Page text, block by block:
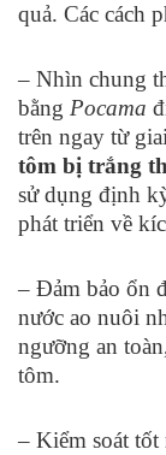
quả. Các cách
– Nhìn chung
bằng Pocama
trên ngay từ
tôm bị trắng
sử dụng định
phát triển về
– Đảm bảo ổn
nước ao nuôi
ngưỡng an
tôm.
– Kiểm soát tốt